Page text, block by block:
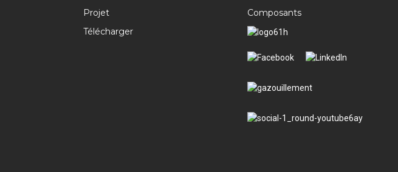
Projet
Télécharger
Composants